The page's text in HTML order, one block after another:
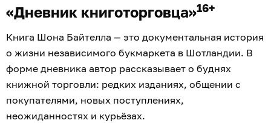
«Дневник книготорговца»16+
Книга Шона Байтелла — это документальная история
о жизни независимого букмаркета в Шотландии. В
форме дневника автор рассказывает о буднях
книжной торговли: редких изданиях, общении с
покупателями, новых поступлениях,
неожиданностях и курьёзах.